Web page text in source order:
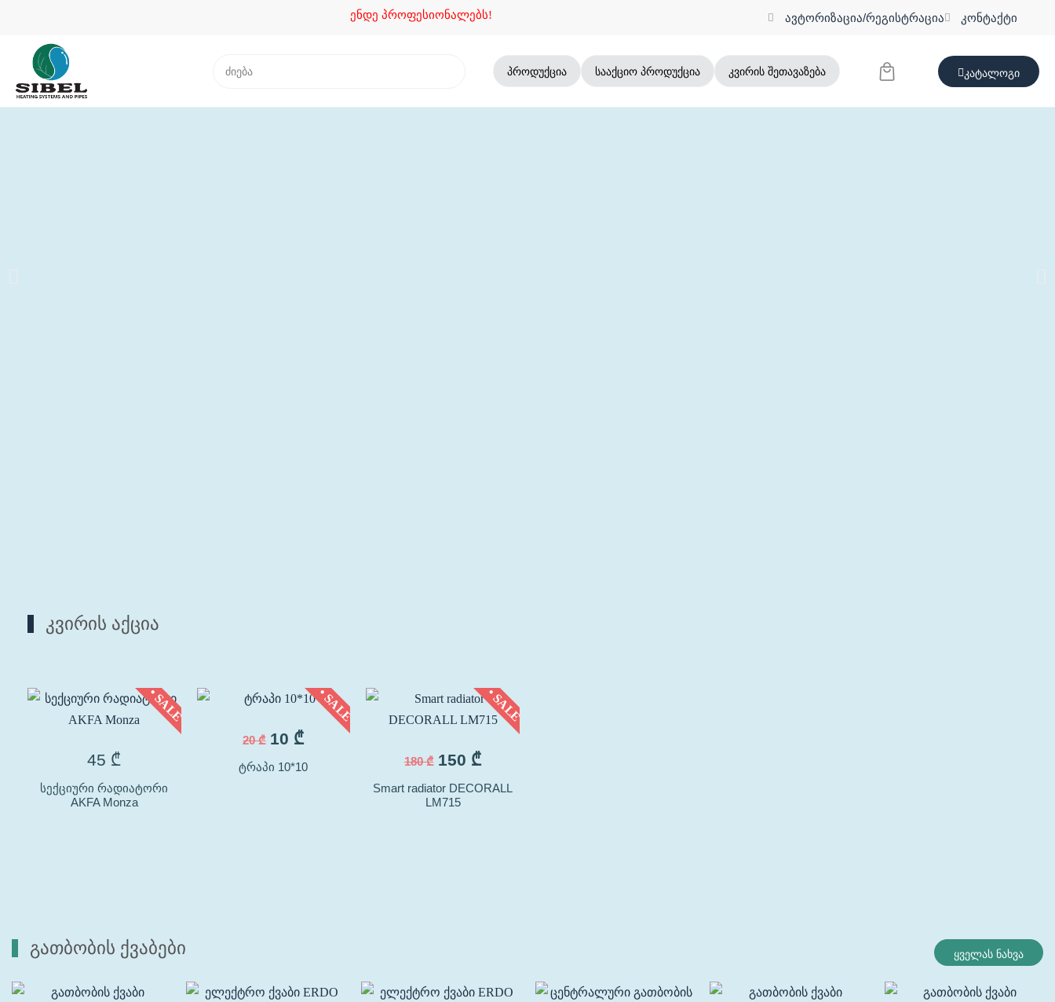
ენდე პროფესიონალებს! ავტორიზაცია/რეგისტრაცია კონტაქტი
პროდუქცია სააქციო პროდუქცია კვირის შეთავაზება კატალოგი
კვირის აქცია
45 ₾
სექციური რადიატორი
AKFA Monza
• SALE
20₾ 10 ₾
ტრაპი 10*10
• SALE
180₾ 150 ₾
Smart radiator DECORALL
LM715
• SALE
გათბობის ქვაბები ყველას ნახვა